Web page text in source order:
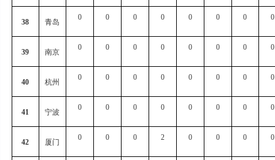
38 青岛
0 0 0 0 0 0 0 0
39 南京
0 0 0 0 0 0 0 0
40 杭州
0 0 0 0 0 0 0 0
41 宁波
0 0 0 0 0 0 0 0
42 厦门
0 0 0 2 0 0 0 0